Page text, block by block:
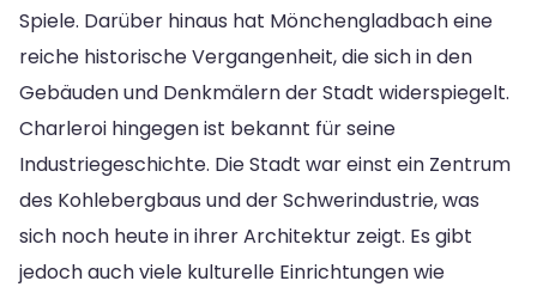
Spiele. Darüber hinaus hat Mönchengladbach eine
reiche historische Vergangenheit, die sich in den
Gebäuden und Denkmälern der Stadt widerspiegelt.
Charleroi hingegen ist bekannt für seine
Industriegeschichte. Die Stadt war einst ein Zentrum
des Kohlebergbaus und der Schwerindustrie, was
sich noch heute in ihrer Architektur zeigt. Es gibt
jedoch auch viele kulturelle Einrichtungen wie